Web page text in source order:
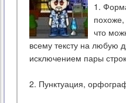
1.
что
всему тексту на любую
исключением пары
2. Пунктуация,